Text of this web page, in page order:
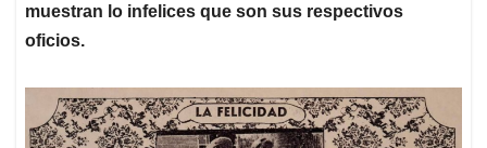
muestran lo infelices que son sus respectivos
oficios.